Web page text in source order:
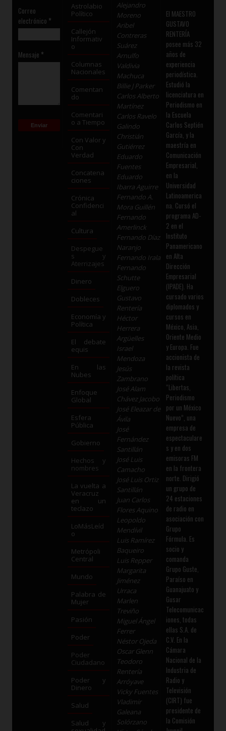
Correo
electrónico *
Mensaje *
Astrolabio
Político
Callejón
Informativ
o
Columnas
Nacionales
Comentan
do
Comentari
o a Tiempo
Con Valor y
Con
Verdad
Concatena
ciones
Crónica
Confidenci
al
Cultura
Despegue
s y
Aterrizajes
Dinero
Dobleces
Economía y
Política
El debate
equis
En las
Nubes
Enfoque
Global
Esfera
Pública
Gobierno
Hechos y
nombres
La vuelta a
Veracruz
en un
teclazo
LoMásLeíd
o
Metrópoli
Central
Mundo
Palabra de
Mujer
Pasión
Poder
Poder
Ciudadano
Poder y
Dinero
Salud
Salud y
Alejandro
Moreno
Aribel
Contreras
Suárez
Arnulfo
Valdivia
Machuca
Billie J Parker
Carlos Alberto
Martínez
Carlos Ravelo
Galindo
Christián
Gutiérrez
Eduardo
Fuentes
Eduardo
Ibarra Aguirre
Fernando A.
Mora Guillén
Fernando
Amerlinck
Fernando Díaz
Naranjo
Fernando Irala
Fernando
Schutte
Elguero
Gustavo
Rentería
Héctor
Herrera
Argüelles
Israel
Mendoza
Jesús
Zambrano
José Alam
Chávez Jacobo
José Eleazar de
Ávila
José
Fernández
Santillán
José Luis
Camacho
José Luis Ortiz
Santillán
Juan Carlos
Flores Aquino
Leopoldo
Mendívil
Luis Ramírez
Baqueiro
Luis Repper
Margarita
Jiménez
Urraca
Marlen
Treviño
Miguel Ángel
Ferrer
Néstor Ojeda
Oscar Glenn
Teodoro
Rentería
Arróyave
Vicky Fuentes
Vladimir
Galeana
Solórzano
El MAESTRO
GUSTAVO
RENTERÍA
posee más 32
años de
experiencia
periodística.
Estudió la
licenciatura en
Periodismo en
la Escuela
Carlos Septién
García, y la
maestría en
Comunicación
Empresarial,
en la
Universidad
Latinoamerica
na. Cursó el
programa AD-
2 en el
Instituto
Panamericano
en Alta
Dirección
Empresarial
(IPADE). Ha
cursado varios
diplomados y
cursos en
México, Asia,
Oriente Medio
y Europa. Fue
accionista de
la revista
política
“Libertas,
Periodismo
por un México
Nuevo”, una
empresa de
espectaculare
s y en dos
emisoras FM
en la frontera
norte. Dirigió
un grupo de
24 estaciones
de radio en
asociación con
Grupo
Fórmula. Es
socio y
comanda
Grupo Guste,
Paraíso en
Guanajuato y
Gusar
Telecomunicac
iones, todas
ellas S.A. de
C.V. En la
Cámara
Nacional de la
Industria de
Radio y
Televisión
(CIRT) fue
presidente de
la Comisión